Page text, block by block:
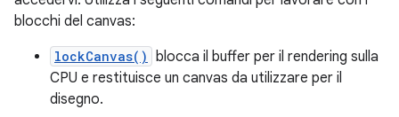
blocchi del canvas:
lockCanvas() blocca il buffer per il rendering sulla
CPU e restituisce un canvas da utilizzare per il
disegno.